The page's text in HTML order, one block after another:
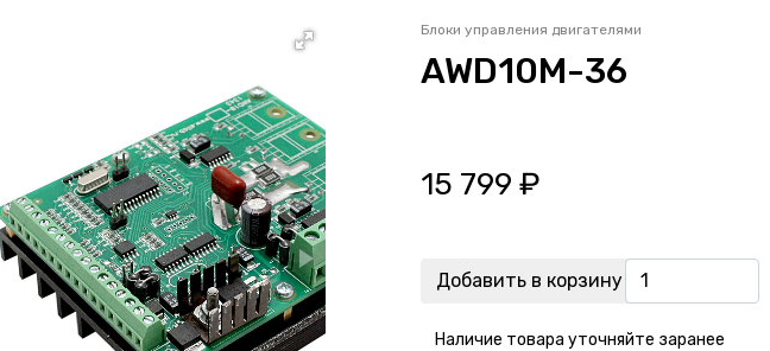
Блоки управления двигателями
AWD10M-36
15 799 ₽
Добавить в корзину
Наличие товара уточняйте заранее